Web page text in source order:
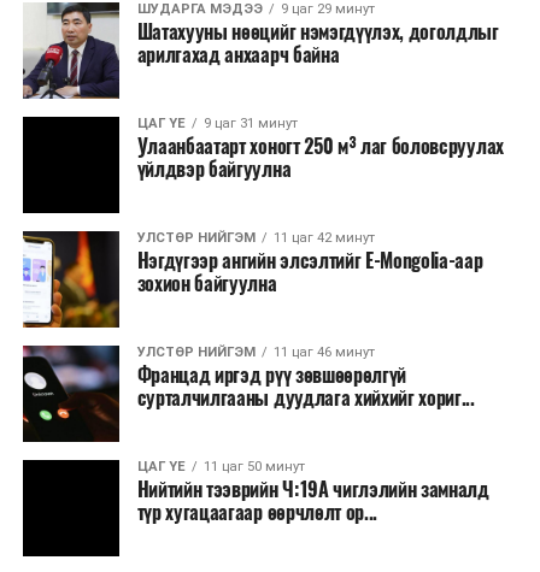
ШУДАРГА МЭДЭЭ 9 цаг 29 минут
Шатахууны нөөцийг нэмэгдүүлэх, доголдлыг
арилгахад анхаарч байна
ЦАГ ҮЕ 9 цаг 31 минут
Улаанбаатарт хоногт 250 м³ лаг боловсруулах
үйлдвэр байгуулна
УЛСТӨР НИЙГЭМ 11 цаг 42 минут
Нэгдүгээр ангийн элсэлтийг E-Mongolia-аар
зохион байгуулна
УЛСТӨР НИЙГЭМ 11 цаг 46 минут
Францад иргэд рүү зөвшөөрөлгүй
сурталчилгааны дуудлага хийхийг хориг...
ЦАГ ҮЕ 11 цаг 50 минут
Нийтийн тээврийн Ч:19А чиглэлийн замналд
түр хугацаагаар өөрчлөлт ор...